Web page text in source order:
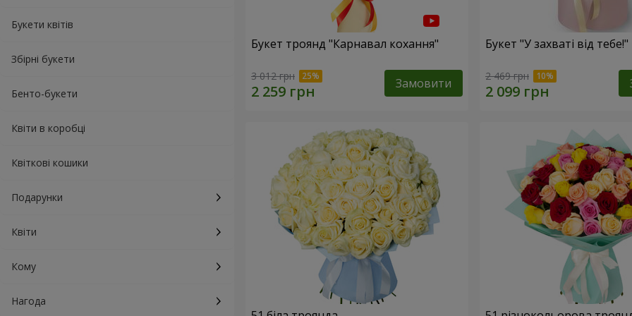
Букети квітів
Збірні букети
Бенто-букети
Квіти в коробці
Квіткові кошики
Подарунки
Квіти
Кому
Нагода
Букет троянд "Карнавал кохання"
3 012 грн Замовити
Букет "У захваті від тебе!"
2 469 грн